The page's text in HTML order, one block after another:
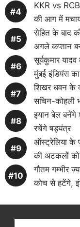
KKR vs
की आग में
रोहित के बाद
अगले कप्तान
सूर्यकुमार
मुंबई इंडियंस
शिखर धवन के
सचिन-कोहली
इयान बेल बनेंगे
रचेंगे षड्यंत्र
ऑस्ट्रेलिया के
की अटकलों को
गौतम गम्भीर
कोच से हटेंगे,